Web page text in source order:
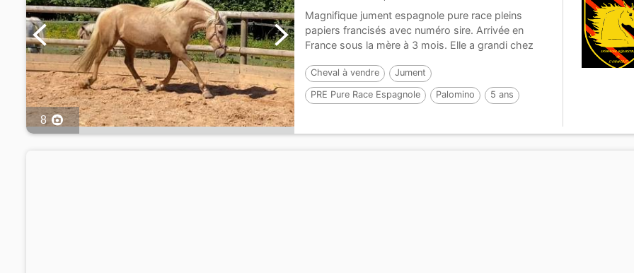
8
Magnifique jument espagnole pure race pleins
papiers francisés avec numéro sire. Arrivée en
France sous la mère à 3 mois. Elle a grandi chez
Cheval à vendre Jument
PRE Pure Race Espagnole Palomino 5 ans